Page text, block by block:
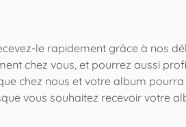
le rapidement grâce à nos
chez vous, et pourrez aussi
chez nous et votre album pourra
vous souhaitez recevoir votre